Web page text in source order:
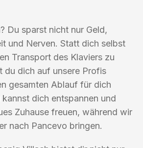
Du sparst nicht nur Geld,
und Nerven. Statt dich selbst
Transport des Klaviers zu
du dich auf unsere Profis
gesamten Ablauf für dich
dich entspannen und
Zuhause freuen, während wir
nach Pancevo bringen.